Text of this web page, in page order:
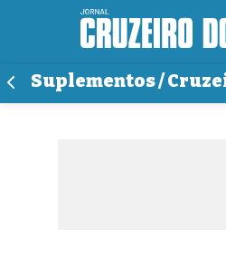
Suplementos /